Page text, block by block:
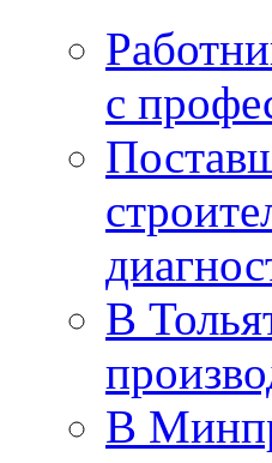
с
В
В